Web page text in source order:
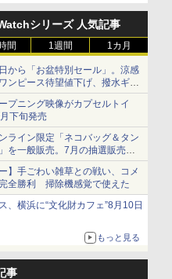
シリーズ 人気記事
間 1週間 1カ月
から「お盆特別セール」。涼感
ンピース待望値下げ、撥水ギア
円に
プニング映像がカプセルトイ
下旬発売
ライン限定「ネコバッグ＆タン
を一般販売。7月の抽選販売の
】手ごわい雑草との戦い、コメ
全勝利 掃除機感覚で使えた
、横浜に“文化財カフェ”8月10日
もっと見る
事